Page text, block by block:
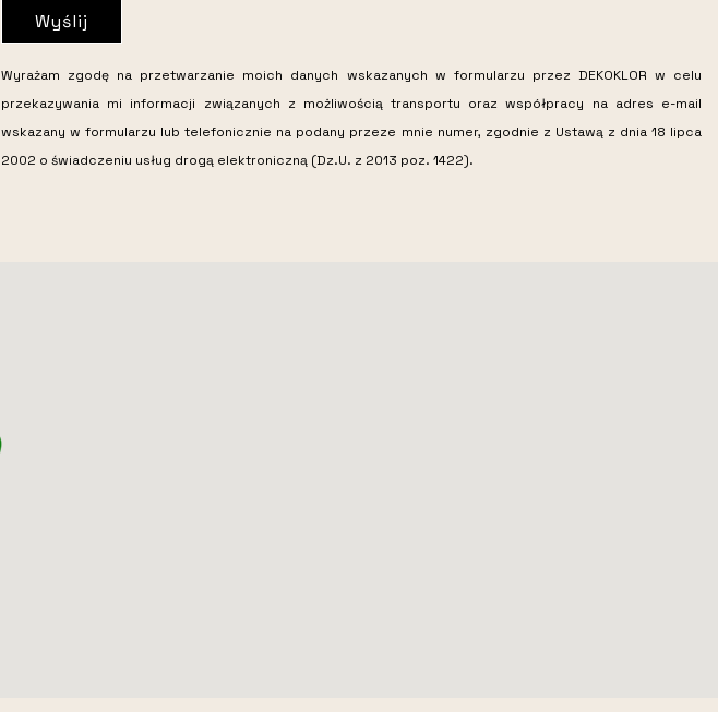
Wyślij
Wyrażam zgodę na przetwarzanie moich danych wskazanych w formularzu przez DEKOKLOR w celu
przekazywania mi informacji związanych z możliwością transportu oraz współpracy na adres e-mail
wskazany w formularzu lub telefonicznie na podany przeze mnie numer, zgodnie z Ustawą z dnia 18 lipca
2002 o świadczeniu usług drogą elektroniczną (Dz.U. z 2013 poz. 1422).